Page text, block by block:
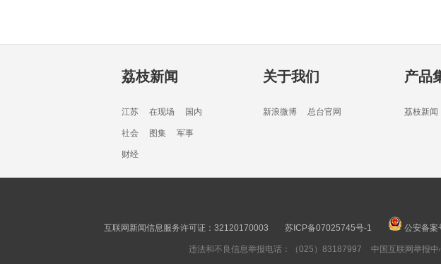
荔枝新闻
江苏 在现场 国内
社会 图集 军事
财经
关于我们
新浪微博 总台官网
产品
荔枝新闻
互联网新闻信息服务许可证：32120170003 苏ICP备07025745号-1 公安备
违法和不良信息举报电话：（025）83187997 中国互联网举报中